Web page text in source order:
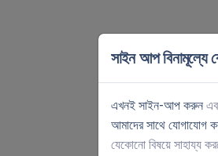
সাইন আপ বিনামূল্যে
এখনই সাইন-আপ করুন
আমাদের সাথে যোগাযোগ
যেকোনো বিষয়ে সাহায্য